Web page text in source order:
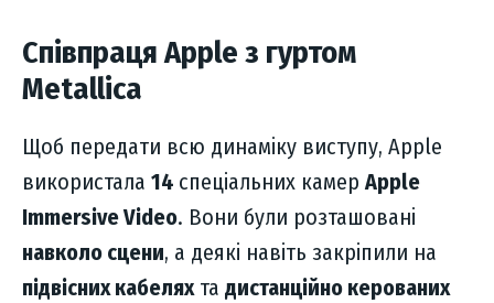
Співпраця Apple з гуртом
Metallica
Щоб передати всю динаміку виступу, Apple
використала 14 спеціальних камер Apple
Immersive Video. Вони були розташовані
навколо сцени, а деякі навіть закріпили на
підвісних кабеляхта дистанційно керованих